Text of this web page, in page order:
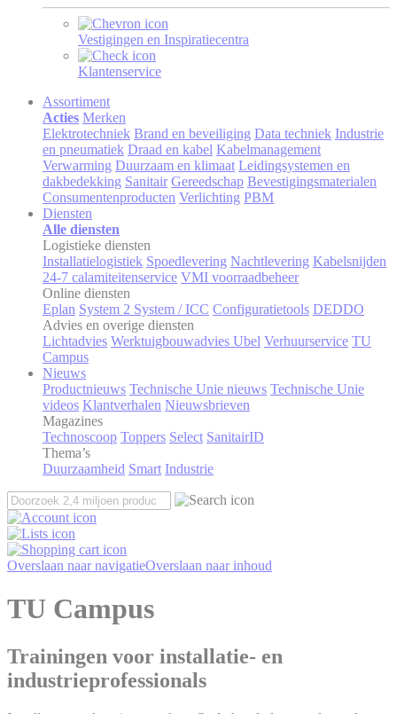
Vestigingen en Inspiratiecentra
Klantenservice
Assortiment
Acties Merken
Elektrotechniek Brand en beveiliging Data techniek Industrie
en pneumatiek Draad en kabel Kabelmanagement
Verwarming Duurzaam en klimaat Leidingsystemen en
dakbedekking Sanitair Gereedschap Bevestigingsmaterialen
Consumentenproducten Verlichting PBM
Diensten
Alle diensten
Logistieke diensten
Installatielogistiek Spoedlevering Nachtlevering Kabelsnijden
24-7 calamiteitenservice VMI voorraadbeheer
Online diensten
Eplan System 2 System / ICC Configuratietools DEDDO
Advies en overige diensten
Lichtadvies Werktuigbouwadvies Ubel Verhuurservice TU
Campus
Nieuws
Productnieuws Technische Unie nieuws Technische Unie
videos Klantverhalen Nieuwsbrieven
Magazines
Technoscoop Toppers Select SanitairID
Thema’s
Duurzaamheid Smart Industrie
Overslaan naar navigatieOverslaan naar inhoud
TU Campus
Trainingen voor installatie- en
industrieprofessionals